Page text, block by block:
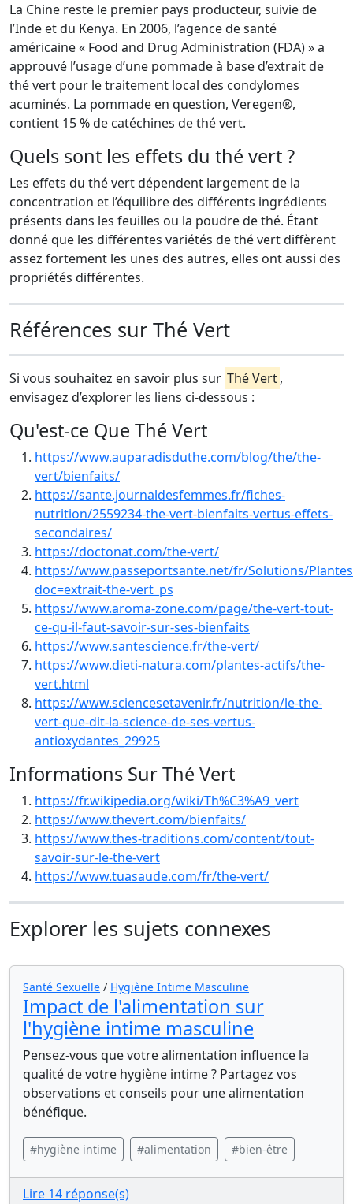
La Chine reste le premier pays producteur, suivie de
l’Inde et du Kenya. En 2006, l’agence de santé
américaine « Food and Drug Administration (FDA) » a
approuvé l’usage d’une pommade à base d’extrait de
thé vert pour le traitement local des condylomes
acuminés. La pommade en question, Veregen®,
contient 15 % de catéchines de thé vert.
Quels sont les effets du thé vert ?
Les effets du thé vert dépendent largement de la
concentration et l’équilibre des différents ingrédients
présents dans les feuilles ou la poudre de thé. Étant
donné que les différentes variétés de thé vert diffèrent
assez fortement les unes des autres, elles ont aussi des
propriétés différentes.
Références sur Thé Vert
Si vous souhaitez en savoir plus sur Thé Vert,
envisagez d’explorer les liens ci-dessous :
Qu'est-ce Que Thé Vert
https://www.auparadisduthe.com/blog/the/the-
vert/bienfaits/
https://sante.journaldesfemmes.fr/fiches-
nutrition/2559234-the-vert-bienfaits-vertus-effets-
secondaires/
https://doctonat.com/the-vert/
https://www.passeportsante.net/fr/Solutions/
doc=extrait-the-vert_ps
https://www.aroma-zone.com/page/the-vert-tout-
ce-qu-il-faut-savoir-sur-ses-bienfaits
https://www.santescience.fr/the-vert/
https://www.dieti-natura.com/plantes-actifs/the-
vert.html
https://www.sciencesetavenir.fr/nutrition/le-the-
vert-que-dit-la-science-de-ses-vertus-
antioxydantes_29925
Informations Sur Thé Vert
https://fr.wikipedia.org/wiki/Th%C3%A9_vert
https://www.thevert.com/bienfaits/
https://www.thes-traditions.com/content/tout-
savoir-sur-le-the-vert
https://www.tuasaude.com/fr/the-vert/
Explorer les sujets connexes
Santé Sexuelle / Hygiène Intime Masculine
Impact de l'alimentation sur
l'hygiène intime masculine
Pensez-vous que votre alimentation influence la
qualité de votre hygiène intime ? Partagez vos
observations et conseils pour une alimentation
bénéfique.
#hygiène intime #alimentation #bien-être
Lire 14 réponse(s)